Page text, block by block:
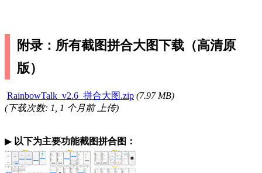
附录：所有截图拼合大图下载（高清原
版）
RainbowTalk_v2.6_拼合大图.zip (7.97 MB)
(下载次数: 1, 1 个月前 上传)
▶ 以下为主要功能截图拼合图：